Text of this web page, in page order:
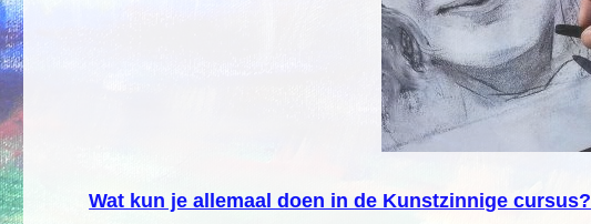
Wat kun je allemaal doen in de Kunstzinnige cursus?